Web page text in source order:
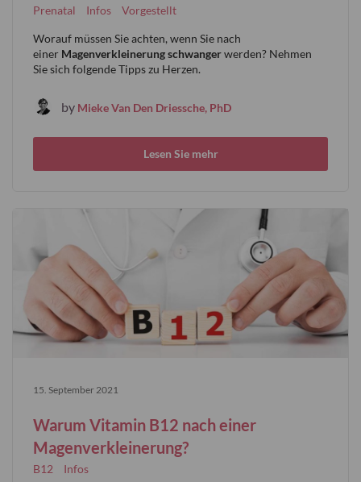
Prenatal Infos Vorgestellt
Worauf müssen Sie achten, wenn Sie nach
einer Magenverkleinerungschwangerwerden? Nehmen
Sie sich folgende Tipps zu Herzen.
by Mieke Van Den Driessche, PhD
Lesen Sie mehr
15. September 2021
Warum Vitamin B12 nach einer
Magenverkleinerung?
B12 Infos